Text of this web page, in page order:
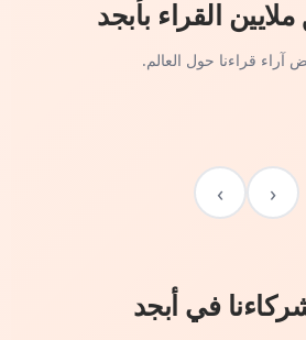
ملايين القراء بأبجد
آراء قراءنا حول العالم.
‹
›
في أبجد